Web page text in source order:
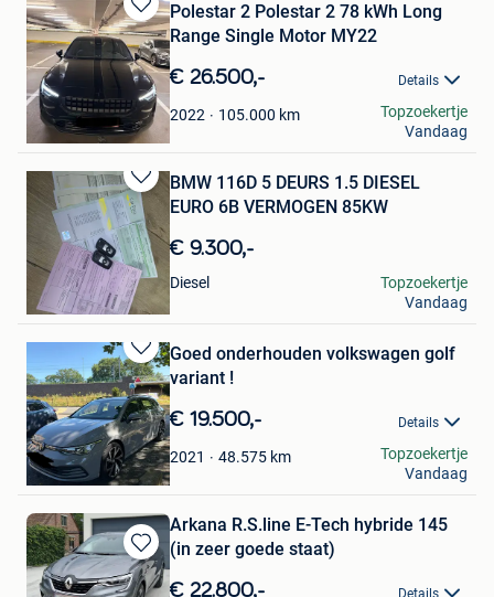
Bewaren
in
Mijn
Favorieten
Polestar 2 Polestar 2 78 kWh Long
Range Single Motor MY22
€ 26.500,- Details
2022 105.000 km
Loïk Eyers
Brussel
Topzoekertje
Vandaag
Bewaren
in
Mijn
Favorieten
BMW 116D 5 DEURS 1.5 DIESEL
EURO 6B VERMOGEN 85KW
€ 9.300,-
Diesel
Yaya
Quaregnon
Topzoekertje
Vandaag
Bewaren
in
Mijn
Favorieten
Goed onderhouden volkswagen golf
variant !
€ 19.500,- Details
2021 48.575 km
Jordy
Herentals
Topzoekertje
Vandaag
Bewaren
in
Arkana R.S.line E-Tech hybride 145
(in zeer goede staat)
€ 22.800,- Details